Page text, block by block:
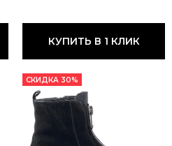
КУПИТЬ В 1 КЛИК
СКИДКА 30%